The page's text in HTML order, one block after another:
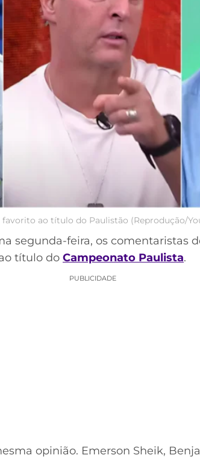
ao título do Paulistão (Reprodução/
segunda-feira, os comentaristas
título do Campeonato Paulista.
PUBLICIDADE
opinião. Emerson Sheik,